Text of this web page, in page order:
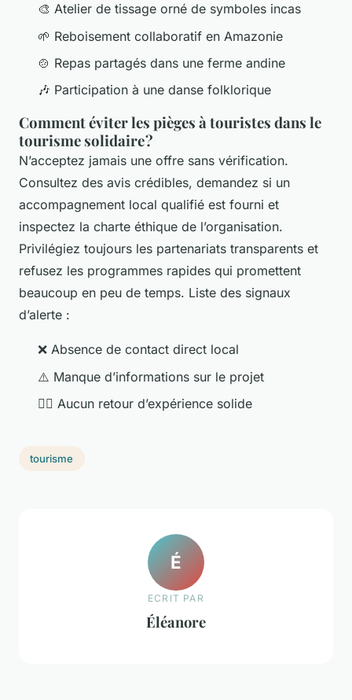
🎨 Atelier de tissage orné de symboles incas
🌱 Reboisement collaboratif en Amazonie
🍲 Repas partagés dans une ferme andine
🎶 Participation à une danse folklorique
Comment éviter les pièges à touristes dans le
tourisme solidaire ?
N’acceptez jamais une offre sans vérification.
Consultez des avis crédibles, demandez si un
accompagnement local qualifié est fourni et
inspectez la charte éthique de l’organisation.
Privilégiez toujours les partenariats transparents et
refusez les programmes rapides qui promettent
beaucoup en peu de temps. Liste des signaux
d’alerte :
❌ Absence de contact direct local
⚠️ Manque d’informations sur le projet
🙅‍♂️ Aucun retour d’expérience solide
tourisme
É
ECRIT PAR
Éléanore